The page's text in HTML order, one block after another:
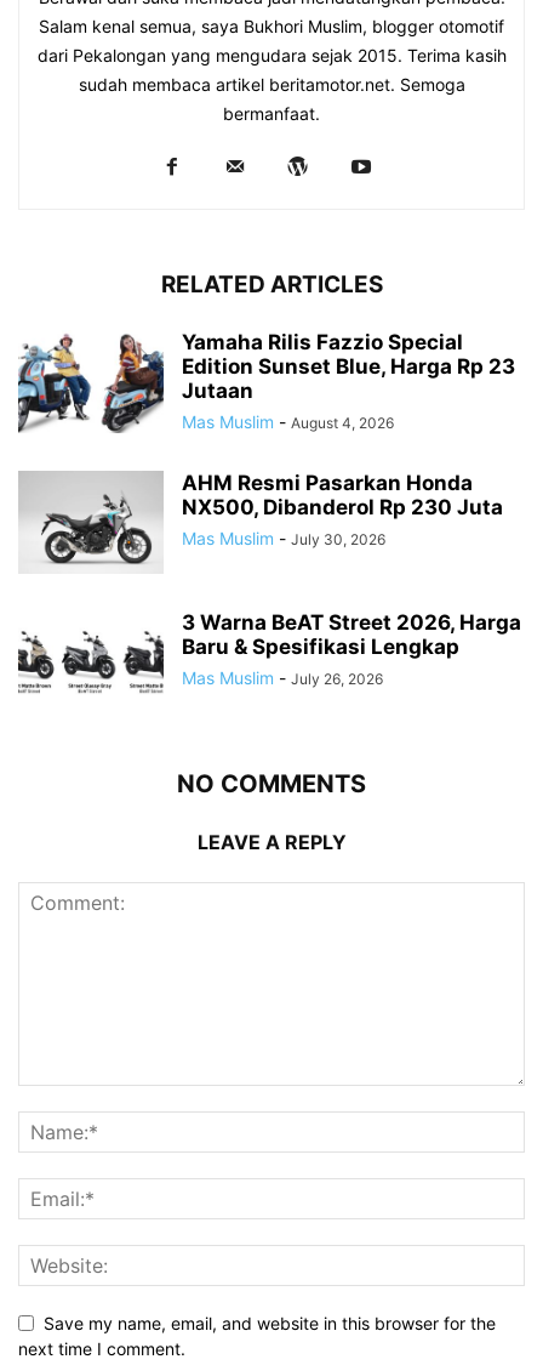
Salam kenal semua, saya Bukhori Muslim, blogger otomotif
dari Pekalongan yang mengudara sejak 2015. Terima kasih
sudah membaca artikel beritamotor.net. Semoga
bermanfaat.
RELATED ARTICLES
Yamaha Rilis Fazzio Special
Edition Sunset Blue, Harga Rp 23
Jutaan
Mas Muslim - August 4, 2026
AHM Resmi Pasarkan Honda
NX500, Dibanderol Rp 230 Juta
Mas Muslim - July 30, 2026
3 Warna BeAT Street 2026, Harga
Baru & Spesifikasi Lengkap
Mas Muslim - July 26, 2026
NO COMMENTS
LEAVE A REPLY
Save my name, email, and website in this browser for the
next time I comment.